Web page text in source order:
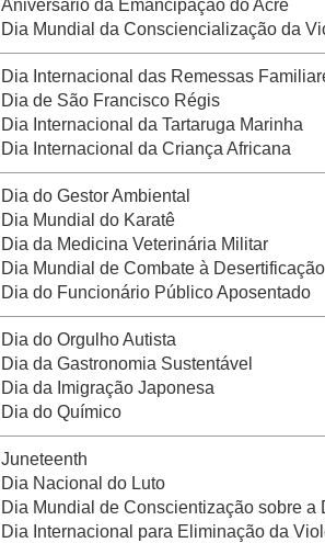
Aniversário da Emancipação do Acre
Dia Mundial da Consciencialização da
Dia Internacional das Remessas
Dia de São Francisco Régis
Dia Internacional da Tartaruga Marinha
Dia Internacional da Criança Africana
Dia do Gestor Ambiental
Dia Mundial do Karatê
Dia da Medicina Veterinária Militar
Dia Mundial de Combate à
Dia do Funcionário Público Aposentado
Dia do Orgulho Autista
Dia da Gastronomia Sustentável
Dia da Imigração Japonesa
Dia do Químico
Juneteenth
Dia Nacional do Luto
Dia Mundial de Conscientização sobre a
Dia Internacional para Eliminação da